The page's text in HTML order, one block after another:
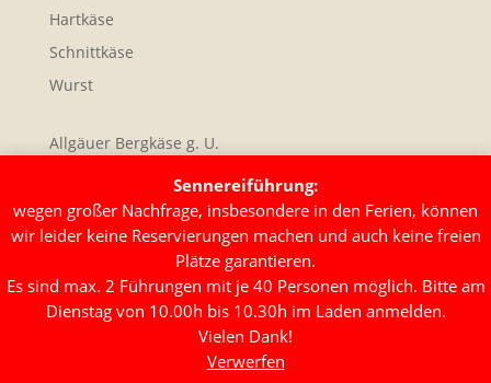
Sennereiführung:
wegen großer Nachfrage, insbesondere in den Ferien, können
wir leider keine Reservierungen machen und auch keine freien
Plätze garantieren.
Es sind max. 2 Führungen mit je 40 Personen möglich. Bitte am
Dienstag von 10.00h bis 10.30h im Laden anmelden.
Vielen Dank!
Verwerfen
Hartkäse
Schnittkäse
Wurst
Allgäuer Bergkäse g. U.